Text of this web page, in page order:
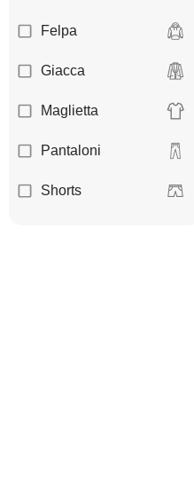
Felpa
Giacca
Maglietta
Pantaloni
Shorts